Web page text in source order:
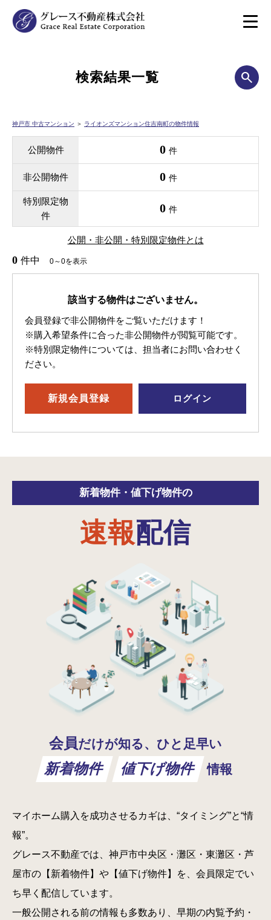
検索結果一覧
神戸市 中古マンション ＞ ライオンズマンション住吉南町の物件情報
公開物件 0 件
非公開物件 0 件
特別限定物
件
0 件
公開・非公開・特別限定物件とは
0 件中 0～0を表示
該当する物件はございません。
会員登録で非公開物件をご覧いただけます！
※購入希望条件に合った非公開物件が閲覧可能です。
※特別限定物件については、担当者にお問い合わせく
ださい。
新規会員登録 ログイン
新着物件・ 値下げ物件の
速報配信
会員だけが知る、ひと足早い
新着物件 値下げ物件 情報
マイホーム購入を成功させるカギは、“タイミング”と“情
報”。
グレース不動産では、神戸市中央区・灘区・東灘区・芦
屋市の【新着物件】や【値下げ物件】を、会員限定でい
ち早く配信しています。
一般公開される前の情報も多数あり、早期の内覧予約・